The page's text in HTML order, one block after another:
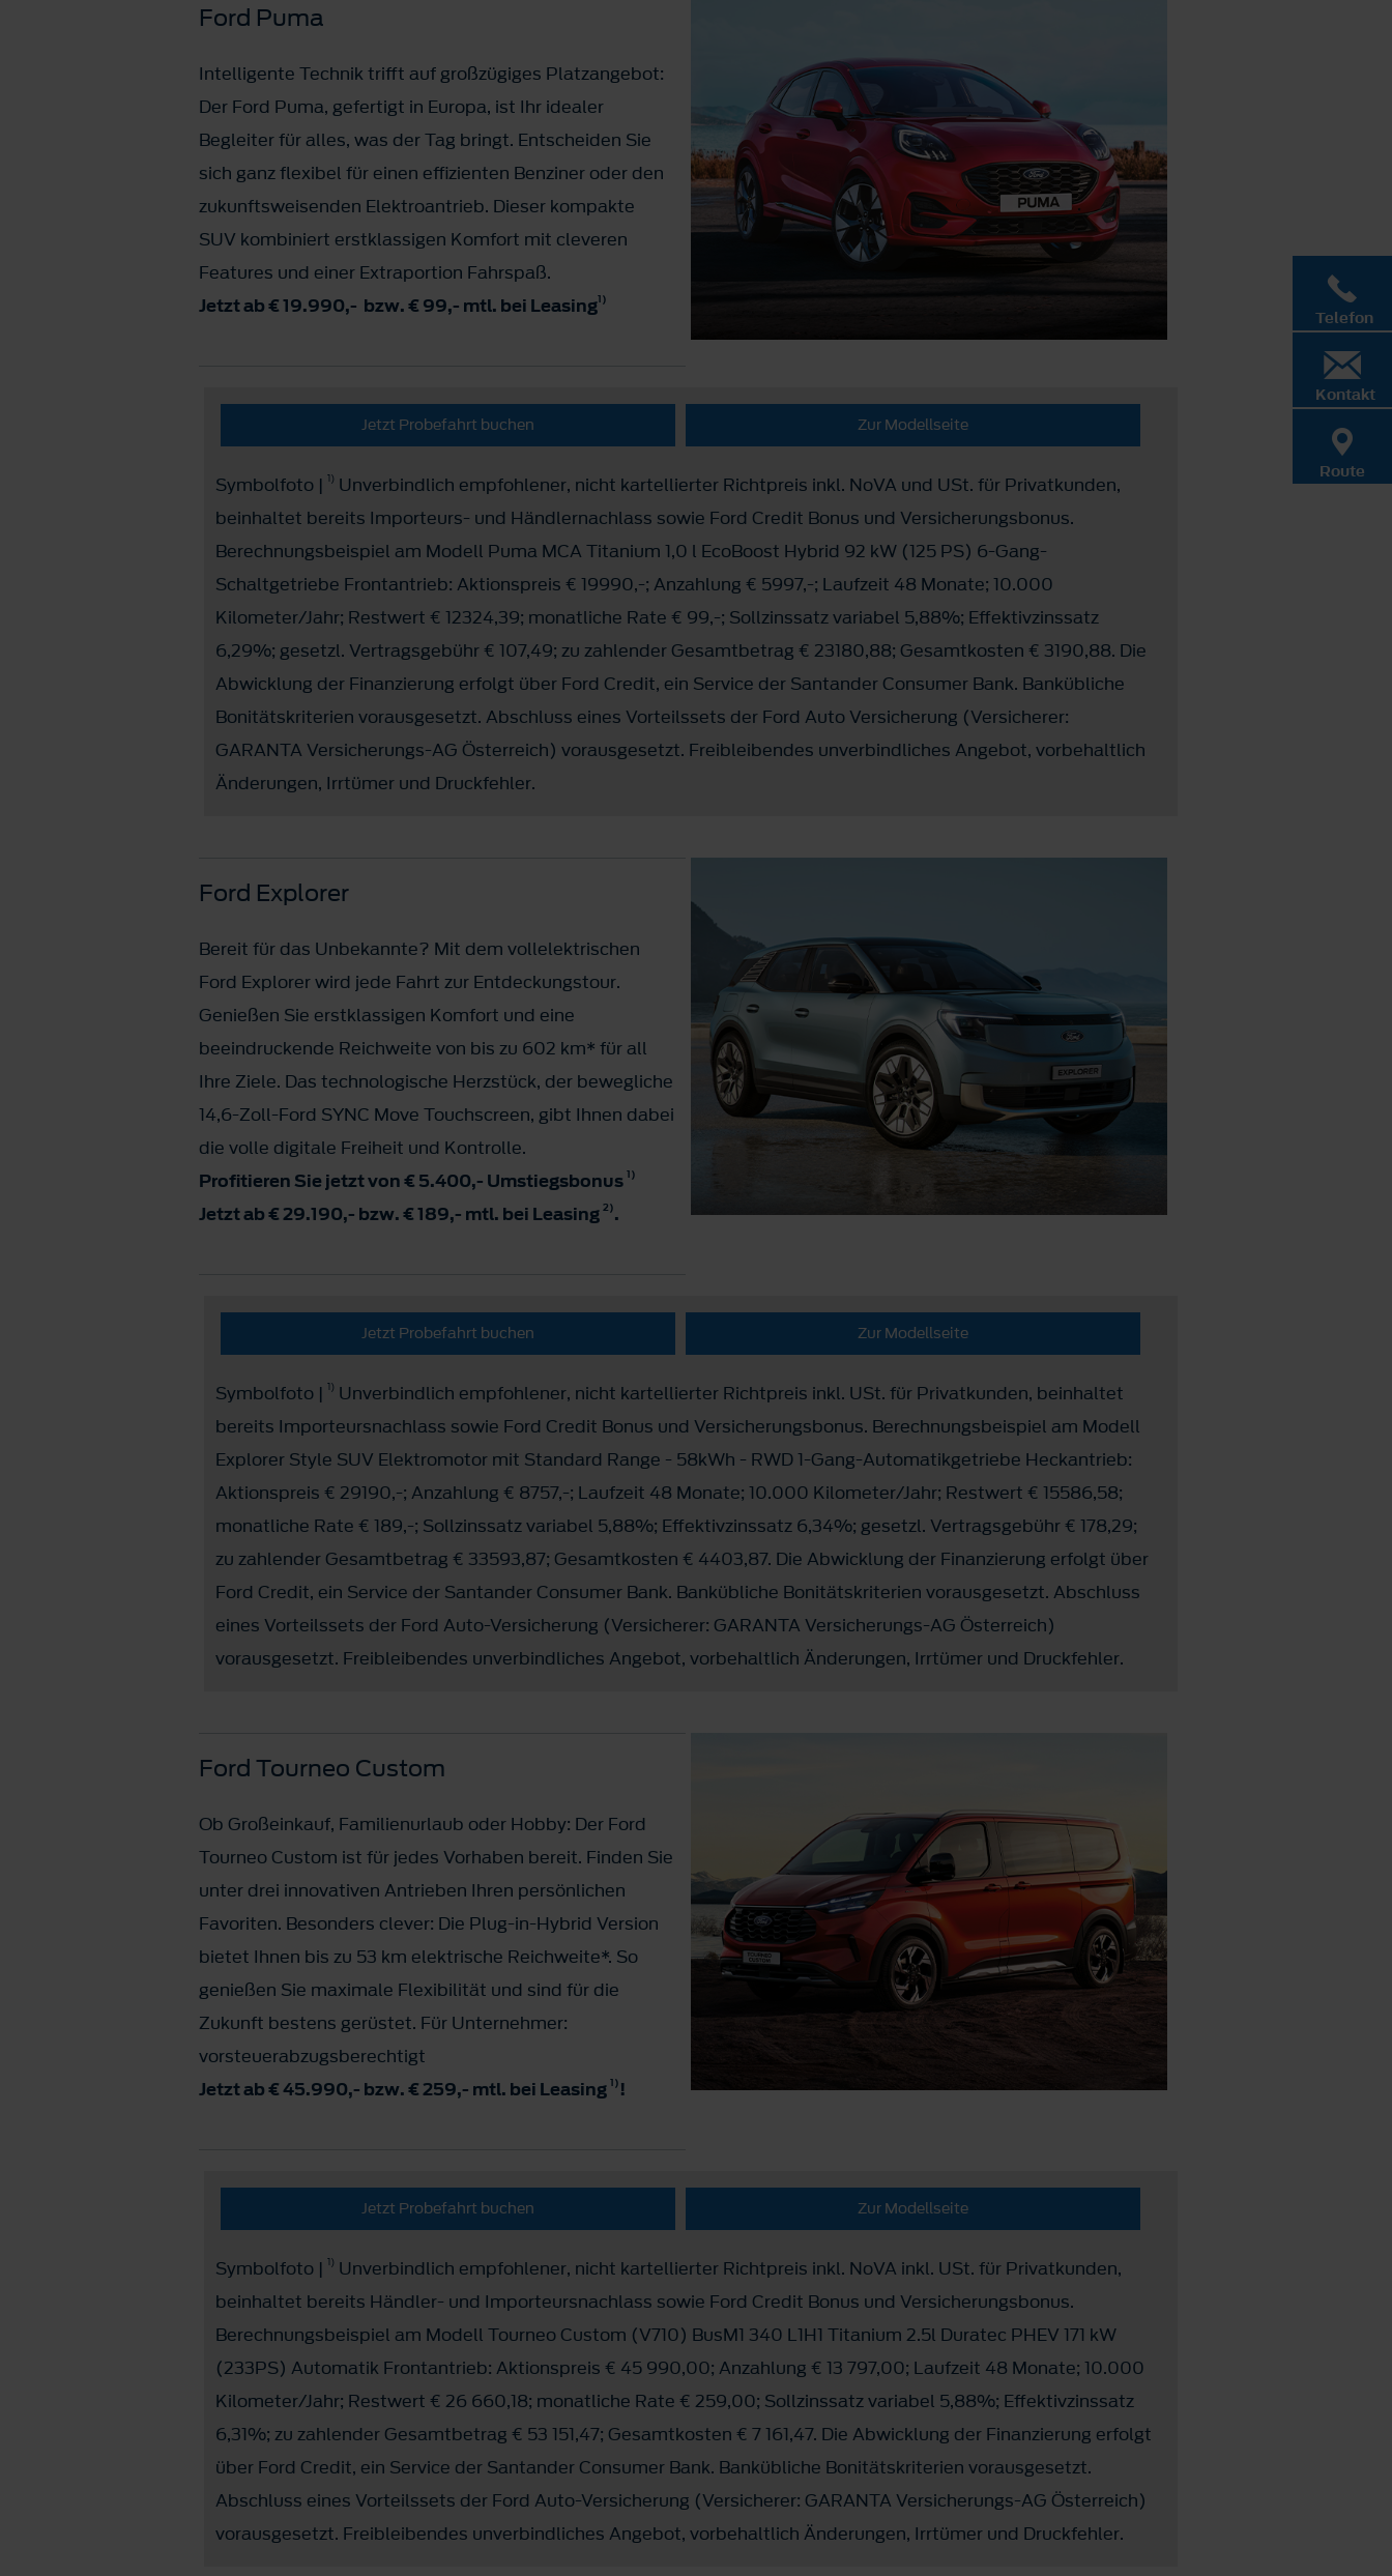
Ford Puma
Intelligente Technik trifft auf großzügiges Platzangebot:
Der Ford Puma, gefertigt in Europa, ist Ihr idealer
Begleiter für alles, was der Tag bringt. Entscheiden Sie
sich ganz flexibel für einen effizienten Benziner oder den
zukunftsweisenden Elektroantrieb. Dieser kompakte
SUV kombiniert erstklassigen Komfort mit cleveren
Features und einer Extraportion Fahrspaß.
Jetzt ab € 19.990,- bzw. € 99,- mtl. bei Leasing1)
Jetzt Probefahrt buchen Zur Modellseite
Symbolfoto | 1) Unverbindlich empfohlener, nicht kartellierter Richtpreis inkl. NoVA und USt. für Privatkunden,
beinhaltet bereits Importeurs- und Händlernachlass sowie Ford Credit Bonus und Versicherungsbonus.
Berechnungsbeispiel am Modell Puma MCA Titanium 1,0 l EcoBoost Hybrid 92 kW (125 PS) 6-Gang-
Schaltgetriebe Frontantrieb: Aktionspreis € 19990,-; Anzahlung € 5997,-; Laufzeit 48 Monate; 10.000
Kilometer/Jahr; Restwert € 12324,39; monatliche Rate € 99,-; Sollzinssatz variabel 5,88%; Effektivzinssatz
6,29%; gesetzl. Vertragsgebühr € 107,49; zu zahlender Gesamtbetrag € 23180,88; Gesamtkosten € 3190,88. Die
Abwicklung der Finanzierung erfolgt über Ford Credit, ein Service der Santander Consumer Bank. Bankübliche
Bonitätskriterien vorausgesetzt. Abschluss eines Vorteilssets der Ford Auto Versicherung (Versicherer:
GARANTA Versicherungs-AG Österreich) vorausgesetzt. Freibleibendes unverbindliches Angebot, vorbehaltlich
Änderungen, Irrtümer und Druckfehler.
Ford Explorer
Bereit für das Unbekannte? Mit dem vollelektrischen
Ford Explorer wird jede Fahrt zur Entdeckungstour.
Genießen Sie erstklassigen Komfort und eine
beeindruckende Reichweite von bis zu 602 km* für all
Ihre Ziele. Das technologische Herzstück, der bewegliche
14,6-Zoll-Ford SYNC Move Touchscreen, gibt Ihnen dabei
die volle digitale Freiheit und Kontrolle.
Profitieren Sie jetzt von € 5.400,- Umstiegsbonus 1)
Jetzt ab € 29.190,- bzw. € 189,- mtl. bei Leasing 2).
Jetzt Probefahrt buchen Zur Modellseite
Symbolfoto | 1) Unverbindlich empfohlener, nicht kartellierter Richtpreis inkl. USt. für Privatkunden, beinhaltet
bereits Importeursnachlass sowie Ford Credit Bonus und Versicherungsbonus. Berechnungsbeispiel am Modell
Explorer Style SUV Elektromotor mit Standard Range - 58kWh - RWD 1-Gang-Automatikgetriebe Heckantrieb:
Aktionspreis € 29190,-; Anzahlung € 8757,-; Laufzeit 48 Monate; 10.000 Kilometer/Jahr; Restwert € 15586,58;
monatliche Rate € 189,-; Sollzinssatz variabel 5,88%; Effektivzinssatz 6,34%; gesetzl. Vertragsgebühr € 178,29;
zu zahlender Gesamtbetrag € 33593,87; Gesamtkosten € 4403,87. Die Abwicklung der Finanzierung erfolgt über
Ford Credit, ein Service der Santander Consumer Bank. Bankübliche Bonitätskriterien vorausgesetzt. Abschluss
eines Vorteilssets der Ford Auto-Versicherung (Versicherer: GARANTA Versicherungs-AG Österreich)
vorausgesetzt. Freibleibendes unverbindliches Angebot, vorbehaltlich Änderungen, Irrtümer und Druckfehler.
Ford Tourneo Custom
Ob Großeinkauf, Familienurlaub oder Hobby: Der Ford
Tourneo Custom ist für jedes Vorhaben bereit. Finden Sie
unter drei innovativen Antrieben Ihren persönlichen
Favoriten. Besonders clever: Die Plug-in-Hybrid Version
bietet Ihnen bis zu 53 km elektrische Reichweite*. So
genießen Sie maximale Flexibilität und sind für die
Zukunft bestens gerüstet. Für Unternehmer:
vorsteuerabzugsberechtigt
Jetzt ab € 45.990,- bzw. € 259,- mtl. bei Leasing 1) !
Jetzt Probefahrt buchen Zur Modellseite
Symbolfoto | 1) Unverbindlich empfohlener, nicht kartellierter Richtpreis inkl. NoVA inkl. USt. für Privatkunden,
beinhaltet bereits Händler- und Importeursnachlass sowie Ford Credit Bonus und Versicherungsbonus.
Berechnungsbeispiel am Modell Tourneo Custom (V710) BusM1 340 L1H1 Titanium 2.5l Duratec PHEV 171 kW
(233PS) Automatik Frontantrieb: Aktionspreis € 45 990,00; Anzahlung € 13 797,00; Laufzeit 48 Monate; 10.000
Kilometer/Jahr; Restwert € 26 660,18; monatliche Rate € 259,00; Sollzinssatz variabel 5,88%; Effektivzinssatz
6,31%; zu zahlender Gesamtbetrag € 53 151,47; Gesamtkosten € 7 161,47. Die Abwicklung der Finanzierung erfolgt
über Ford Credit, ein Service der Santander Consumer Bank. Bankübliche Bonitätskriterien vorausgesetzt.
Abschluss eines Vorteilssets der Ford Auto-Versicherung (Versicherer: GARANTA Versicherungs-AG Österreich)
vorausgesetzt. Freibleibendes unverbindliches Angebot, vorbehaltlich Änderungen, Irrtümer und Druckfehler.
Telefon
Kontakt
Route